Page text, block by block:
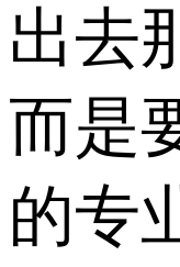
出去
而是
的专